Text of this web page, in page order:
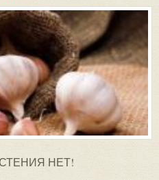
НЕТ!